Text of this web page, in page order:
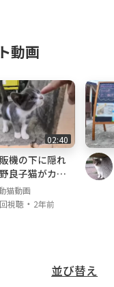
動画
02:40
機の下に隠れ
良子猫がカワ
猫動画
視聴・ 2年前
並び替え